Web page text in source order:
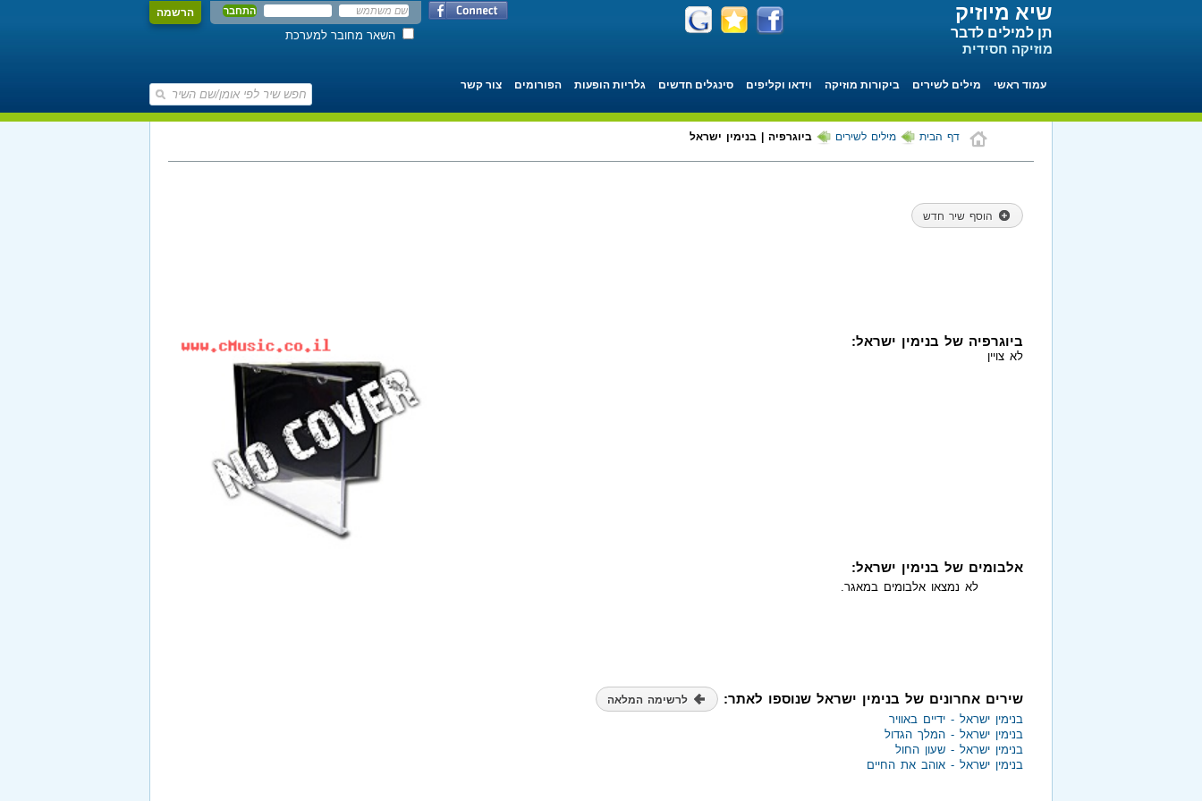
הרשמה
השאר מחובר למערכת
שיא מיוזיק
תן למילים לדבר
מוזיקה חסידית
עמוד ראשי מילים לשירים ביקורות מוזיקה וידאו וקליפים סינגלים חדשים גלריות הופעות הפורומים צור קשר
דף הבית מילים לשירים ביוגרפיה | בנימין ישראל
הוסף שיר חדש
ביוגרפיה של בנימין ישראל:
לא צויין
אלבומים של בנימין ישראל:
לא נמצאו אלבומים במאגר.
שירים אחרונים של בנימין ישראל שנוספו לאתר: לרשימה המלאה
בנימין ישראל - ידיים באוויר
בנימין ישראל - המלך הגדול
בנימין ישראל - שעון החול
בנימין ישראל - אוהב את החיים